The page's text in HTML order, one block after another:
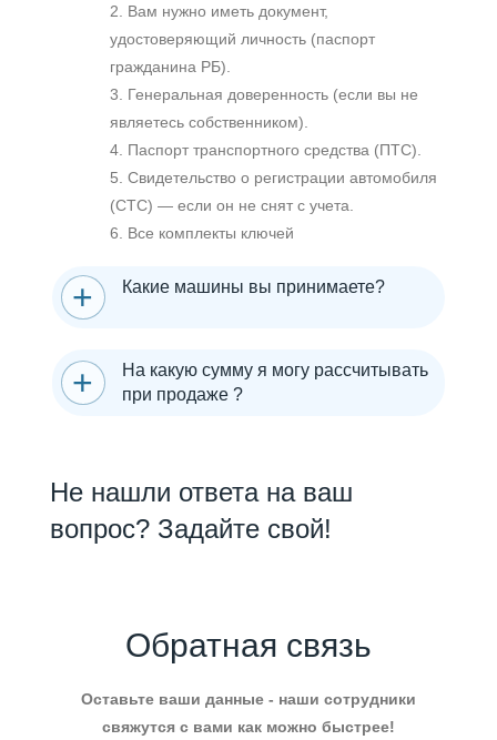
2. Вам нужно иметь документ,
удостоверяющий личность (паспорт
гражданина РБ).
3. Генеральная доверенность (если вы не
являетесь собственником).
4. Паспорт транспортного средства (ПТС).
5. Свидетельство о регистрации автомобиля
(СТС) — если он не снят с учета.
6. Все комплекты ключей
Какие машины вы принимаете?
На какую сумму я могу рассчитывать
при продаже ?
Не нашли ответа на ваш
вопрос? Задайте свой!
Обратная связь
Оставьте ваши данные - наши сотрудники
свяжутся с вами как можно быстрее!